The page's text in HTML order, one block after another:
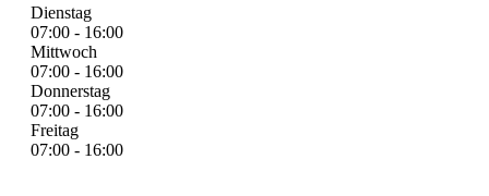
Dienstag
07:00 - 16:00
Mittwoch
07:00 - 16:00
Donnerstag
07:00 - 16:00
Freitag
07:00 - 16:00